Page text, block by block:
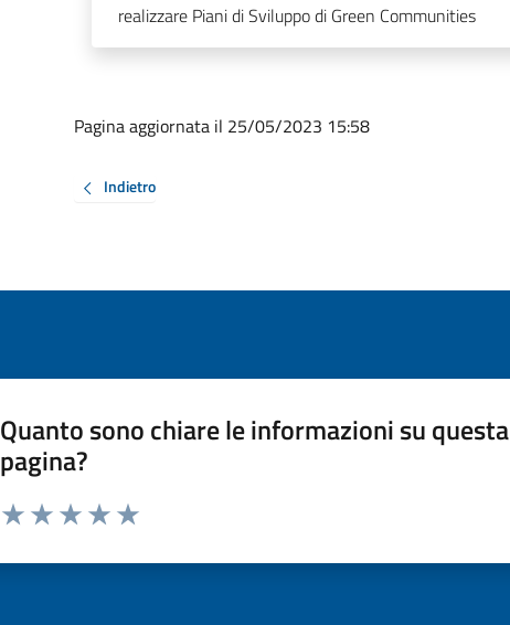
realizzare Piani di Sviluppo di Green Communities
Pagina aggiornata il 25/05/2023 15:58
Indietro
Quanto sono chiare le informazioni su questa
pagina?
Valuta da 1 a 5 stelle la pagina